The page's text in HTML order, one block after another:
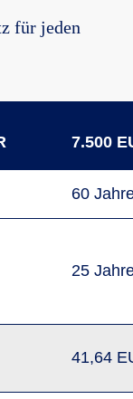
für jeden
7.500
60
25
41,64